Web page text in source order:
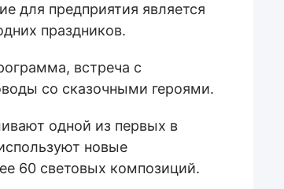
для предприятия является
праздников.
встреча с
со сказочными героями.
одной из первых в
новые
60 световых композиций.